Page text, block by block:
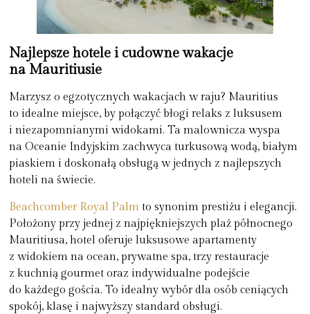
Najlepsze hotele i cudowne wakacje
na Mauritiusie
Marzysz o egzotycznych wakacjach w raju? Mauritius
to idealne miejsce, by połączyć błogi relaks z luksusem
i niezapomnianymi widokami. Ta malownicza wyspa
na Oceanie Indyjskim zachwyca turkusową wodą, białym
piaskiem i doskonałą obsługą w jednych z najlepszych
hoteli na świecie.
Beachcomber Royal Palm to synonim prestiżu i elegancji.
Położony przy jednej z najpiękniejszych plaż północnego
Mauritiusa, hotel oferuje luksusowe apartamenty
z widokiem na ocean, prywatne spa, trzy restauracje
z kuchnią gourmet oraz indywidualne podejście
do każdego gościa. To idealny wybór dla osób ceniących
spokój, klasę i najwyższy standard obsługi.